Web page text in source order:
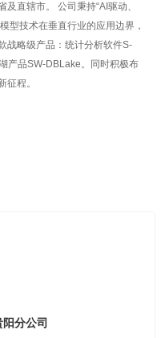
直辖市。 公司秉持“AI驱动、
型技术在垂直行业的应用边界，
战略级产品：统计分析软件S-
产品SW-DBLake。同时积极布
征程。
阳分公司